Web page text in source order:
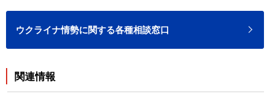
ウクライナ情勢に関する各種相談窓口
関連情報